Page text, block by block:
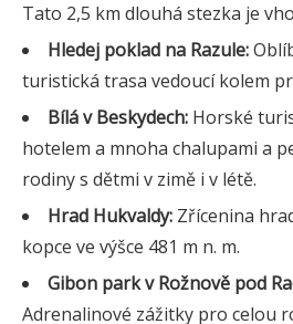
Tato 2,5 km dlouhá stezka je
Hledej poklad na Razule:
turistická trasa vedoucí kolem
Bílá v Beskydech: Horské
hotelem a mnoha chalupami a
rodiny s dětmi v zimě i v létě.
Hrad Hukvaldy: Zřícenina
kopce ve výšce 481 m n. m.
Gibon park v Rožnově pod
Adrenalinové zážitky pro celou